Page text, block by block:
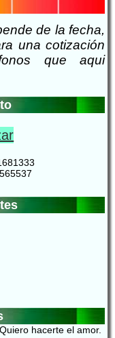
de la fecha,
una cotización
que aqui
hacerte el amor.